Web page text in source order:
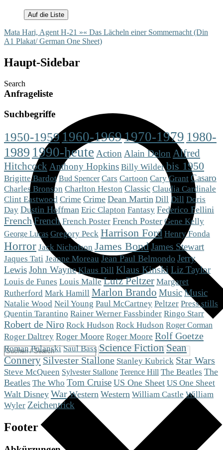
Auf die Liste
Mata Hari, Agent H-21 »« Das Lächeln einer Sommernacht (Din
A1 Plakat/ German One Sheet)
Haupt-Sidebar
Search
Anfrageliste
Suchbegriffe
1950-1959 1960-19691970-1979 1980-
1989 1990-heute Action Alain Delon Alfred
Hitchcock Anthony Hopkins Billy Wilder bis 1950
Brigitte Bardot Bud Spencer Cars Cartoon Cary Grant Casaro
Charles Bronson Charlton Heston Classic Claudia Cardinale
Clint Eastwood Crime Crime Dean Martin Dill Dill Doris
Day Dustin Hoffman Eric Clapton Fantasy Federico Fellini
French French French Poster French Poster Gene Kelly
George Lucas Gregory Peck Harrison Ford Henry Fonda
Horror Jack Nicholson James BondJames Stewart
Jaques Tati Jeanne Moreau Jean Paul Belmondo Jerry
LewisJohn Wayne Klaus Dill Klaus Kinski Liz Taylor
Louis de Funes Louis Malle Lutz Peltzer Margaret
Rutherford Mark Hamill Marlon Brando MusicMusic
Natalie Wood Neil Young Paul McCartney Peltzer Press stills
Quentin Tarantino Rainer Werner Fassbinder Ringo Starr
Robert de Niro Rock Hudson Rock Hudson Roger Corman
Roger Daltrey Roger Moore Roger Moore Rolf Goetze
Roman Polanski Saul Bass Science FictionSean
Connery Silvester Stallone Stanley Kubrick Star Wars
Steve McQueen Sylvester Stallone Terence Hill The Beatles The
Beatles The Who Tom Cruise US One Sheet US One Sheet
Walt Disney War Western Western William Castle William
Wyler Zeichentrick
Footer